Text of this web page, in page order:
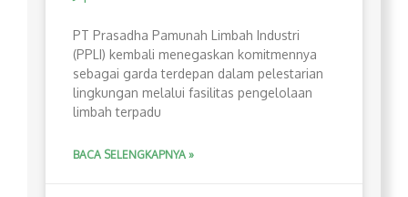
PT Prasadha Pamunah Limbah Industri
(PPLI) kembali menegaskan komitmennya
sebagai garda terdepan dalam pelestarian
lingkungan melalui fasilitas pengelolaan
limbah terpadu
BACA SELENGKAPNYA »